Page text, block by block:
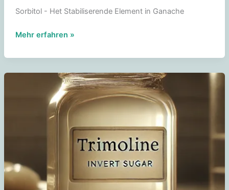
Sorbitol - Het Stabiliserende Element in Ganache
Sorbitol
Mehr erfahren »